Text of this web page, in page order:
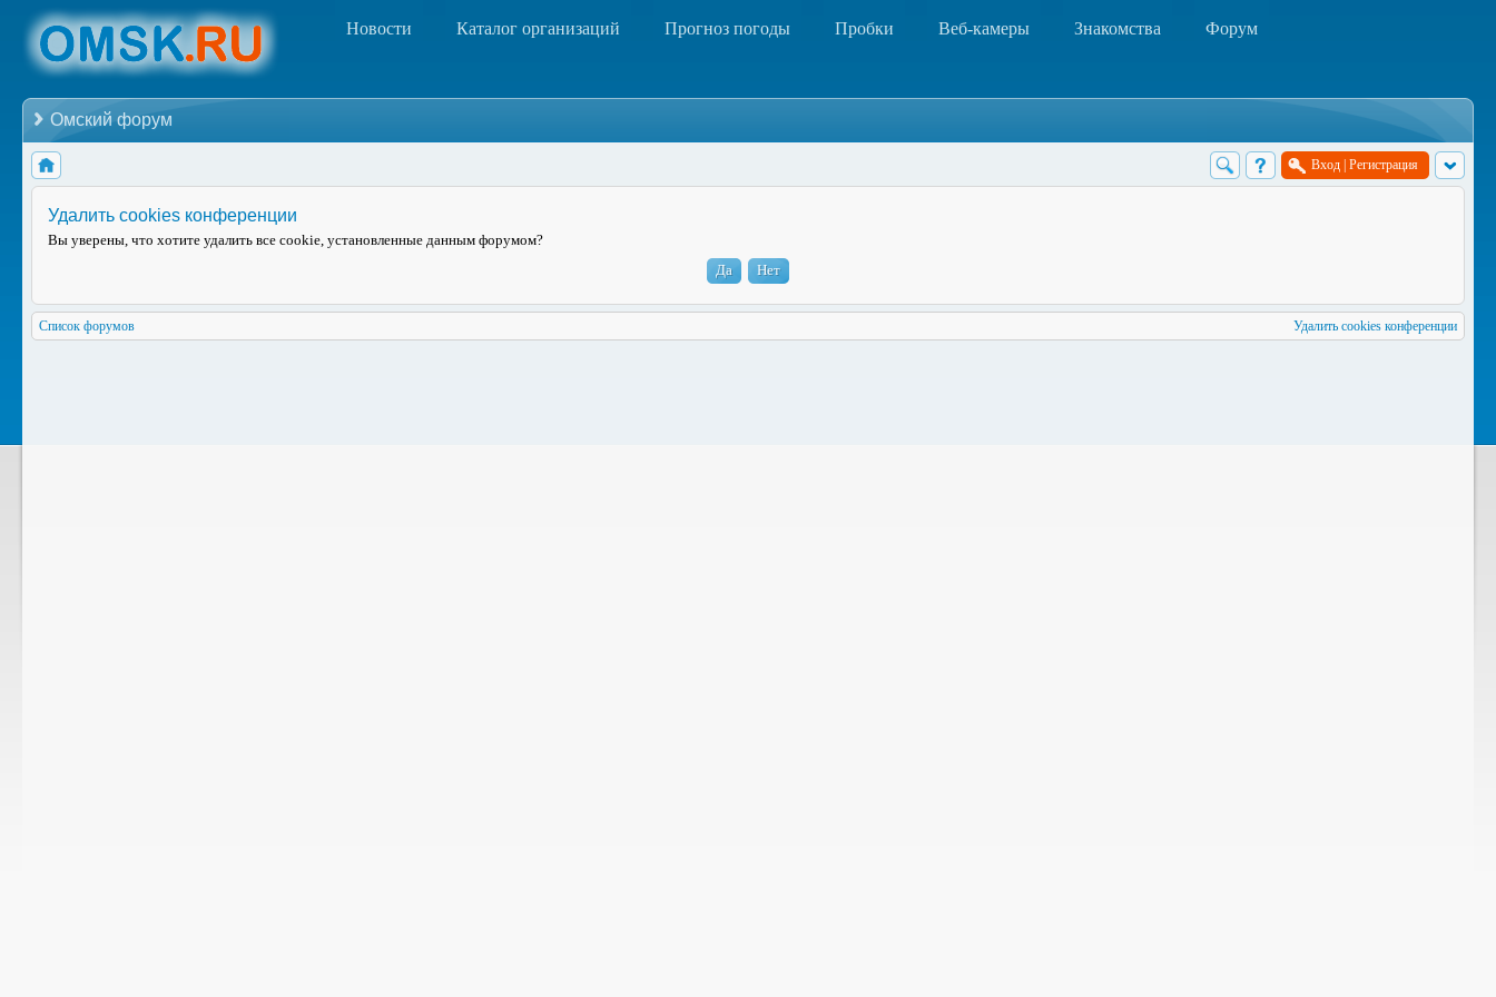
Новости Каталог организаций Прогноз погоды Пробки Веб-камеры Знакомства Форум
Омский форум
Вход Регистрация
Удалить cookies конференции
Вы уверены, что хотите удалить все cookie, установленные данным форумом?
Список форумов Удалить cookies конференции